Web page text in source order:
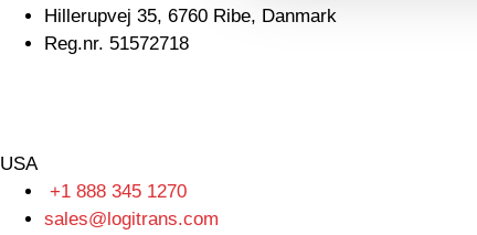
Hillerupvej 35, 6760 Ribe, Danmark
Reg.nr. 51572718
USA
+1 888 345 1270
sales@logitrans.com